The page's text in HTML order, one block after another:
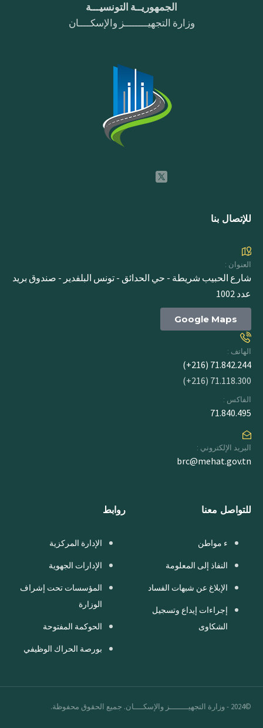
الجمهوريــة التونسيـــة
وزارة التجهيــــــــز والإسكــــان
للإتصال بنا
العنوان :
شارع الحبيب شريطة - حي الحدائق - تونس البلفدير - صندوق بريد
عدد 1002
Google Maps
الهاتف :
71.842.244 (216+)
71.118.300 (216+)
الفاكس :
71.840.495
البريد الإلكتروني :
brc@mehat.gov.tn
للتواصل معنا
ء مواطن
النفاذ إلى المعلومة
الإبلاغ عن شبهات الفساد
إجراءات إيداع وتسجيل
الشكاوى
روابط
الإدارة المركزية
الإدارات الجهوية
المؤسسات تحت إشراف
الوزارة
الحوكمة المفتوحة
بورصة الحراك الوظيفي
©2024 - وزارة التجهيــــــــز والإسكــــان. جميع الحقوق محفوظة.